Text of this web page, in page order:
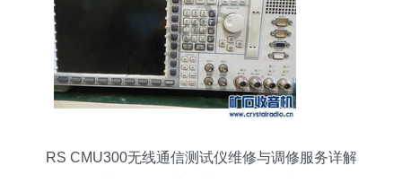
RS CMU300无线通信测试仪维修与调修服务详解